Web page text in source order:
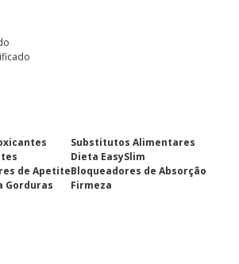
de Apetite
Gorduras
Substitutos Alimentares
Dieta EasySlim
Bloqueadores de Absorção
Firmeza